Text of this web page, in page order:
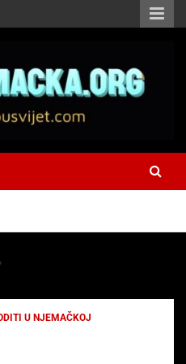
U NJEMAČKOJ